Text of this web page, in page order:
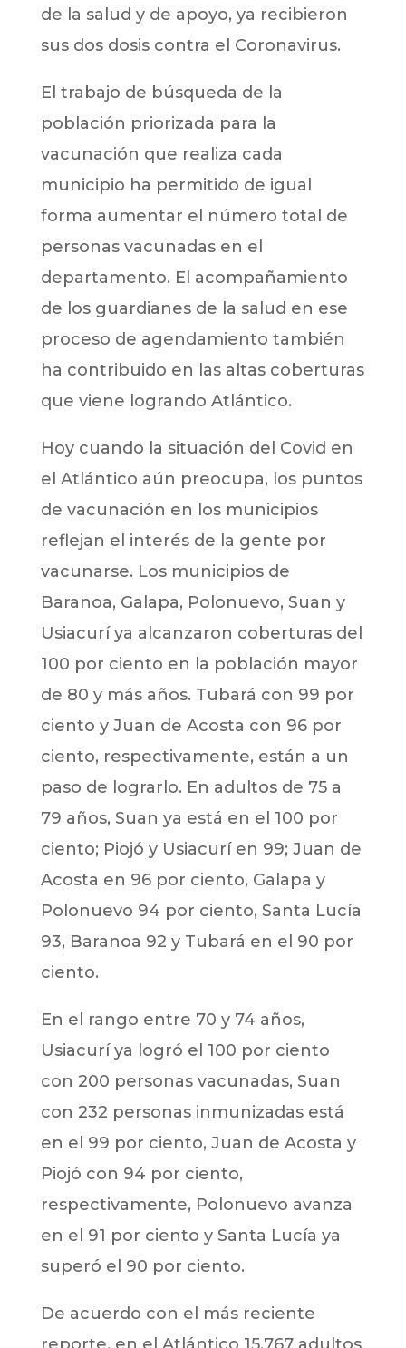
de la salud y de apoyo, ya recibieron
sus dos dosis contra el Coronavirus.
El trabajo de búsqueda de la
población priorizada para la
vacunación que realiza cada
municipio ha permitido de igual
forma aumentar el número total de
personas vacunadas en el
departamento. El acompañamiento
de los guardianes de la salud en ese
proceso de agendamiento también
ha contribuido en las altas coberturas
que viene logrando Atlántico.
Hoy cuando la situación del Covid en
el Atlántico aún preocupa, los puntos
de vacunación en los municipios
reflejan el interés de la gente por
vacunarse. Los municipios de
Baranoa, Galapa, Polonuevo, Suan y
Usiacurí ya alcanzaron coberturas del
100 por ciento en la población mayor
de 80 y más años. Tubará con 99 por
ciento y Juan de Acosta con 96 por
ciento, respectivamente, están a un
paso de lograrlo. En adultos de 75 a
79 años, Suan ya está en el 100 por
ciento; Piojó y Usiacurí en 99; Juan de
Acosta en 96 por ciento, Galapa y
Polonuevo 94 por ciento, Santa Lucía
93, Baranoa 92 y Tubará en el 90 por
ciento.
En el rango entre 70 y 74 años,
Usiacurí ya logró el 100 por ciento
con 200 personas vacunadas, Suan
con 232 personas inmunizadas está
en el 99 por ciento, Juan de Acosta y
Piojó con 94 por ciento,
respectivamente, Polonuevo avanza
en el 91 por ciento y Santa Lucía ya
superó el 90 por ciento.
De acuerdo con el más reciente
reporte, en el Atlántico 15.767 adultos